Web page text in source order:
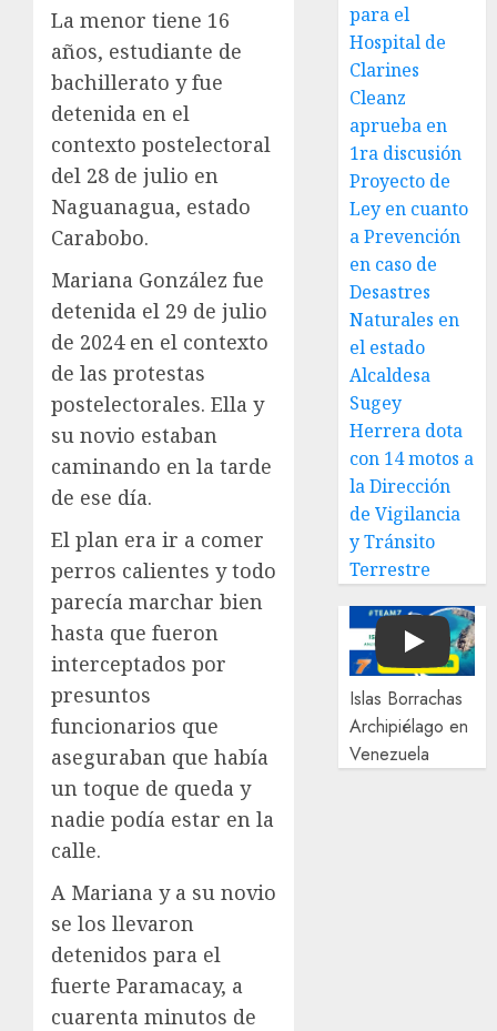
La menor tiene 16
años, estudiante de
bachillerato y fue
detenida en el
contexto postelectoral
del 28 de julio en
Naguanagua, estado
Carabobo.
Mariana González fue
detenida el 29 de julio
de 2024 en el contexto
de las protestas
postelectorales. Ella y
su novio estaban
caminando en la tarde
de ese día.
El plan era ir a comer
perros calientes y todo
parecía marchar bien
hasta que fueron
interceptados por
presuntos
funcionarios que
aseguraban que había
un toque de queda y
nadie podía estar en la
calle.
A Mariana y a su novio
se los llevaron
detenidos para el
fuerte Paramacay, a
cuarenta minutos de
para el
Hospital de
Clarines
Cleanz
aprueba en
1ra discusión
Proyecto de
Ley en cuanto
a Prevención
en caso de
Desastres
Naturales en
el estado
Alcaldesa
Sugey
Herrera dota
con 14 motos a
la Dirección
de Vigilancia
y Tránsito
Terrestre
Play
Islas Borrachas
Archipiélago en
Venezuela